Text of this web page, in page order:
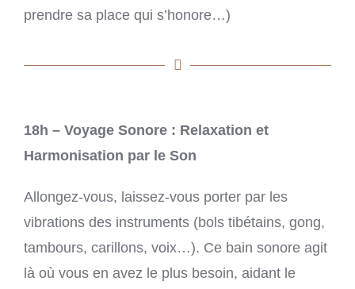
prendre sa place qui s’honore…)
18h – Voyage Sonore : Relaxation et
Harmonisation par le Son
Allongez-vous, laissez-vous porter par les
vibrations des instruments (bols tibétains, gong,
tambours, carillons, voix…). Ce bain sonore agit
là où vous en avez le plus besoin, aidant le